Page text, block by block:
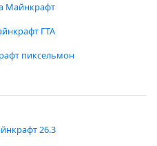
Майнкрафт
ГТА
пиксельмон
26.3